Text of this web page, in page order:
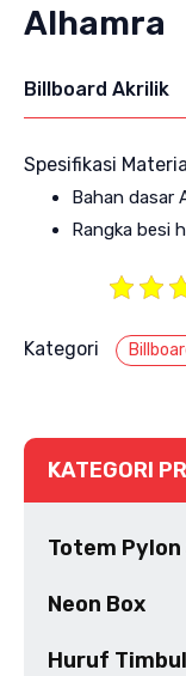
Alhamra
Billboard Akrilik
Spesifikasi
Bahan dasar
Rangka besi
Kategori
KATEGORI
Totem Pylon
Neon Box
Huruf